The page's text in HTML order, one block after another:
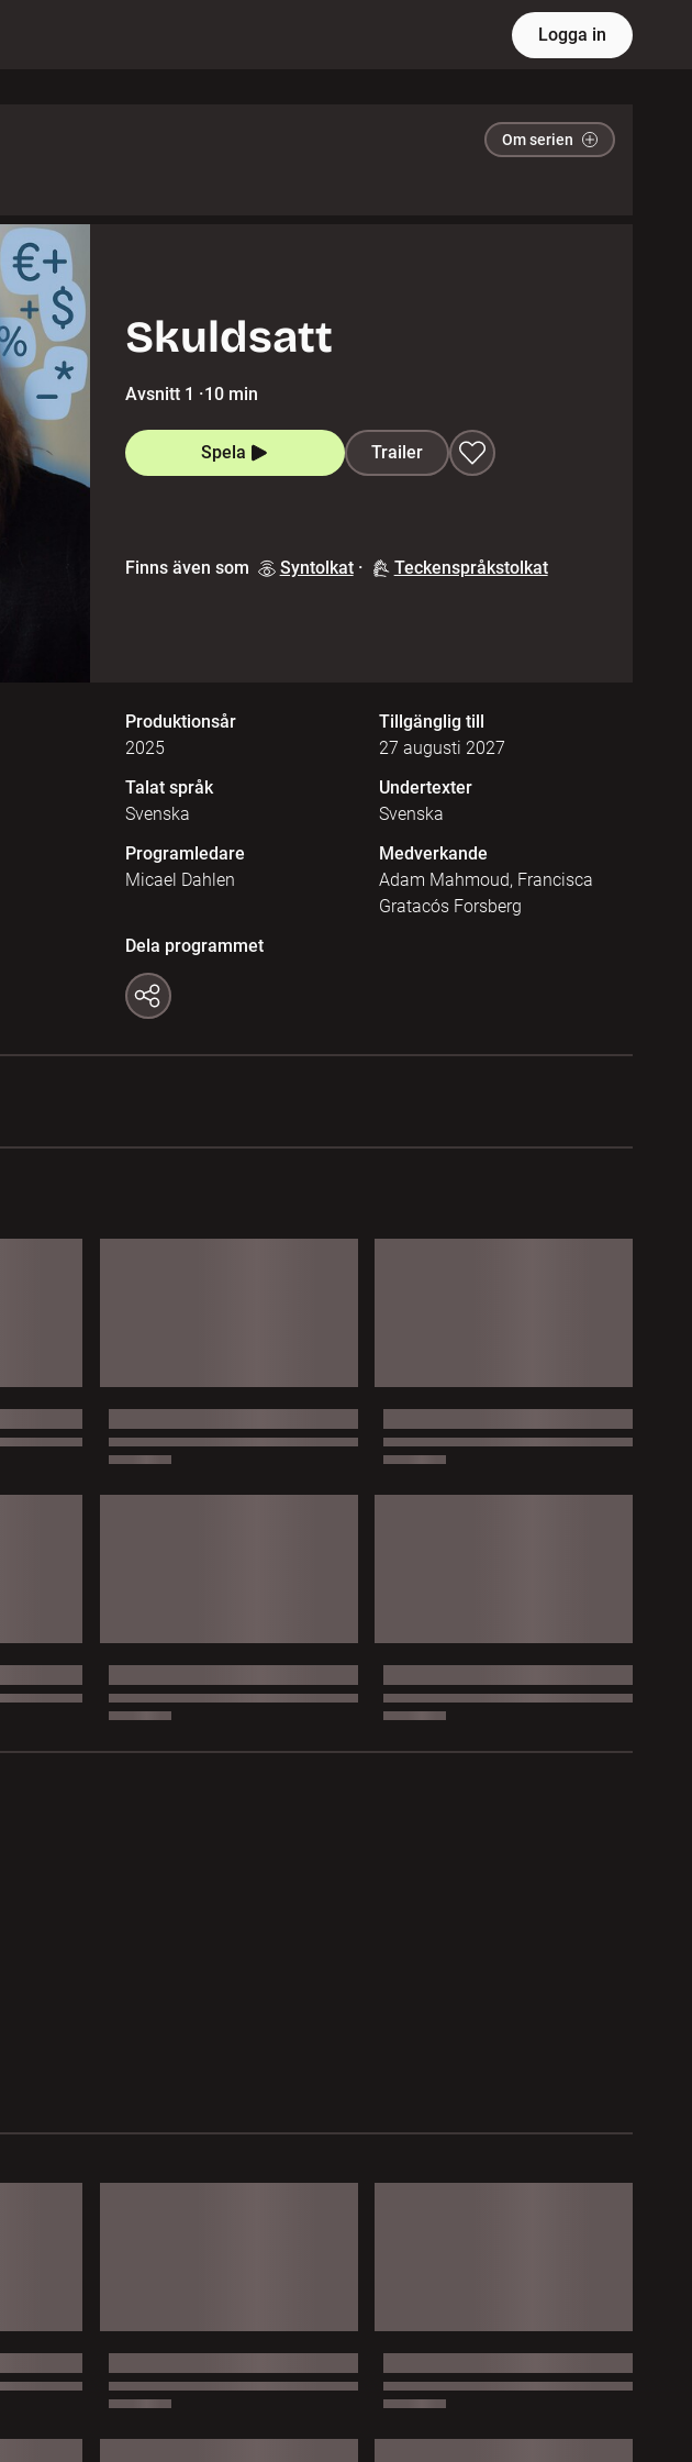
Logga in
Om serien
Skuldsatt
Avsnitt 1 ·10 min
Spela Trailer
Finns även som Syntolkat · Teckenspråkstolkat
Produktionsår
2025
Tillgänglig till
27 augusti 2027
Talat språk
Svenska
Undertexter
Svenska
Programledare
Micael Dahlen
Medverkande
Adam Mahmoud, Francisca
Gratacós Forsberg
Dela programmet